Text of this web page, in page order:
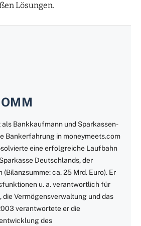
Lösungen.
als Bankkaufmann und Sparkassen-
Bankerfahrung in moneymeets.com
eine erfolgreiche Laufbahn
Deutschlands, der
ca. 25 Mrd. Euro). Er
u. a. verantwortlich für
die Vermögensverwaltung und das
verantwortete er die
des